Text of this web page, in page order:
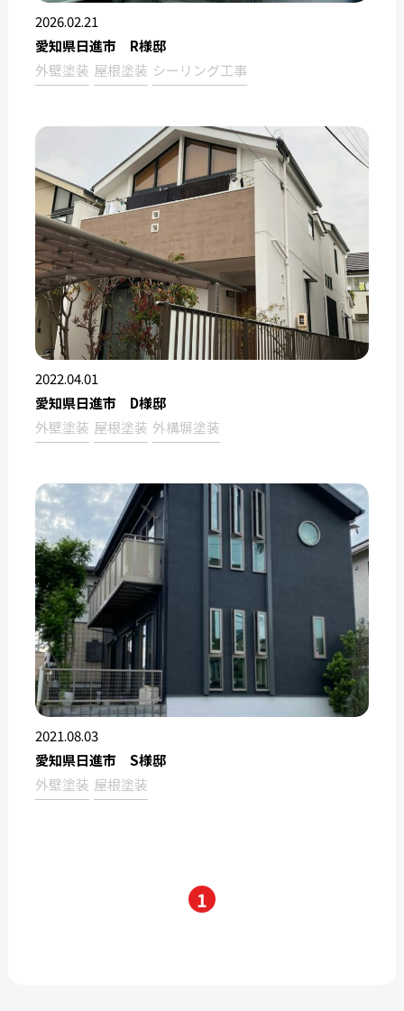
2026.02.21
愛知県日進市 R様邸
外壁塗装 屋根塗装 シーリング工事
2022.04.01
愛知県日進市 D様邸
外壁塗装 屋根塗装 外構塀塗装
2021.08.03
愛知県日進市 S様邸
外壁塗装 屋根塗装
1